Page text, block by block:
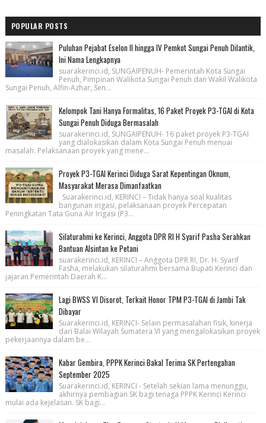
POPULAR POSTS
Puluhan Pejabat Eselon II hingga IV Pemkot Sungai Penuh Dilantik,
Ini Nama Lengkapnya
suarakerinci.id, SUNGAIPENUH- Pemerintah Kota Sungai
Penuh, Pimpinan Walikota Sungai Penuh dan Wakil Walikota
Sungai Penuh, Alfin-Azhar, Sen...
Kelompok Tani Hanya Formalitas, 16 Paket Proyek P3-TGAI di Kota
Sungai Penuh Diduga Bermasalah
suarakerinci.id, SUNGAIPENUH- 16 paket proyek P3-TGAI
yang dialokasikan dalam Kota Sungai Penuh menuai
masalah. Pelaksanaan proyek yang mene...
Proyek P3-TGAI Kerinci Diduga Sarat Kepentingan Oknum,
Masyarakat Merasa Dimanfaatkan
Suarakerinci.id, KERINCI – Tidak hanya soal kualitas
bangunan irigasi, pelaksanaan proyek Percepatan
Peningkatan Tata Guna Air Irigasi (P3...
Silaturahmi ke Kerinci, Anggota DPR RI H Syarif Pasha Serahkan
Bantuan Alsintan ke Petani
suarakerinci.id, KERINCI – Anggota DPR RI, Dr. H. Syarif
Fasha, melakukan silaturahmi bersama Bupati Kerinci dan
jajaran Pemerintah Daerah K...
Lagi BWSS VI Disorot, Terkait Honor TPM P3-TGAI di Jambi Tak
Dibayar
Suarakerinci.id, KERINCI- Selain permasalahan fisik, kinerja
dari Balai Wilayah Sumatera VI yang mengalokasikan proyek
pekerjaannya dalam be...
Kabar Gembira, PPPK Kerinci Bakal Terima SK Pertengahan
September 2025
Suarakerinci.id, KERINCI - Setelah sekian lama menunggu,
akhirnya pembagian SK bagi tenaga PPPK Kerinci Kerinci
mulai ada kejelasan. SK bagi...